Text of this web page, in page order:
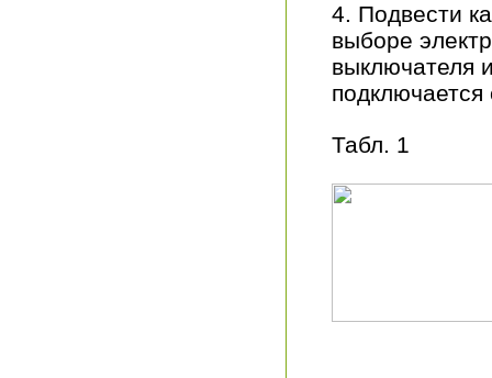
4. Подвести
выборе
выключателя
Табл. 1